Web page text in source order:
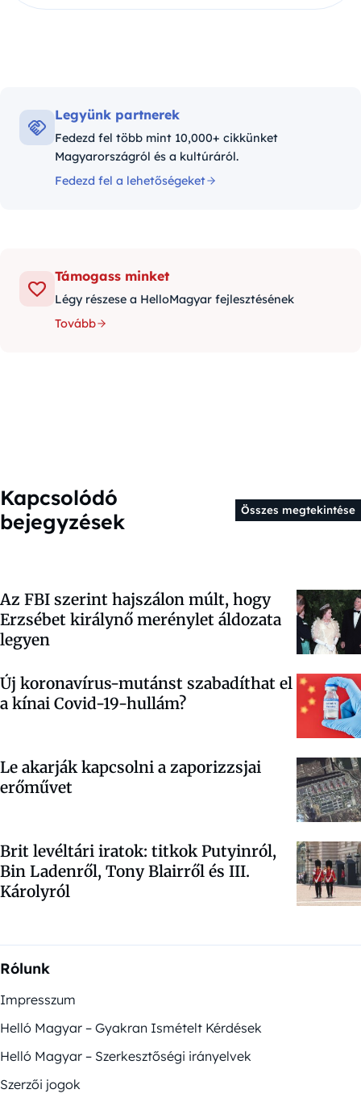
Legyünk partnerek
Fedezd fel több mint 10,000+ cikkünket
Magyarországról és a kultúráról.
Fedezd fel a lehetőségeket
Támogass minket
Légy részese a HelloMagyar fejlesztésének
Tovább
Kapcsolódó
bejegyzések
Összes megtekintése
Az FBI szerint hajszálon múlt, hogy
Erzsébet királynő merénylet áldozata
legyen
Új koronavírus-mutánst szabadíthat el
a kínai Covid-19-hullám?
Le akarják kapcsolni a zaporizzsjai
erőművet
Brit levéltári iratok: titkok Putyinról,
Bin Ladenről, Tony Blairről és III.
Károlyról
Rólunk
Impresszum
Helló Magyar – Gyakran Ismételt Kérdések
Helló Magyar – Szerkesztőségi irányelvek
Szerzői jogok